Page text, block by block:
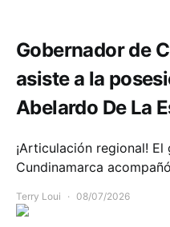
Gobernador de
asiste a la
Abelardo De La
¡Articulación regional!
Cundinamarca
Terry Loui 08/07/2026